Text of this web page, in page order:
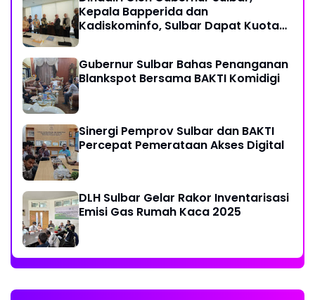
Kepala Bapperida dan
Kadiskominfo, Sulbar Dapat Kuota
Gubernur Sulbar Bahas Penanganan
Blankspot Bersama BAKTI Komidigi
Sinergi Pemprov Sulbar dan BAKTI
Percepat Pemerataan Akses Digital
DLH Sulbar Gelar Rakor Inventarisasi
Emisi Gas Rumah Kaca 2025